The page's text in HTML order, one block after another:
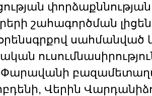
փորձաքննության
շահագործման
սահմանված
Վերին